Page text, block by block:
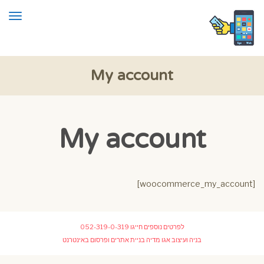
My account
My account
[woocommerce_my_account]
לפרטים נוספים חייגו 052-319-0-319
בניה ועיצובאגו מדיה בניית אתרים ופרסום באינטרנט